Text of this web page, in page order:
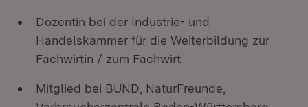
Dozentin bei der Industrie- und
Handelskammer für die Weiterbildung zur
Fachwirtin / zum Fachwirt
Mitglied bei BUND, NaturFreunde,